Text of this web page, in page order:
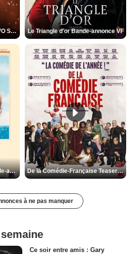
L'Odyssée Bande-annonce VO STFR Le Triangle d'or Bande-annonce VF
Les Matins merveilleux Bande-annonce VF De la Comédie-Française Teaser VF
à ne pas manquer
Ce soir entre amis : Gary